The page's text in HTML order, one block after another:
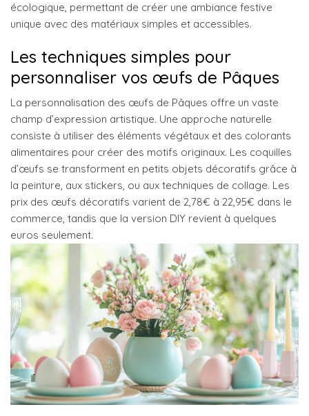
écologique, permettant de créer une ambiance festive
unique avec des matériaux simples et accessibles.
Les techniques simples pour
personnaliser vos œufs de Pâques
La personnalisation des œufs de Pâques offre un vaste
champ d’expression artistique. Une approche naturelle
consiste à utiliser des éléments végétaux et des colorants
alimentaires pour créer des motifs originaux. Les coquilles
d’œufs se transforment en petits objets décoratifs grâce à
la peinture, aux stickers, ou aux techniques de collage. Les
prix des œufs décoratifs varient de 2,78€ à 22,95€ dans le
commerce, tandis que la version DIY revient à quelques
euros seulement.